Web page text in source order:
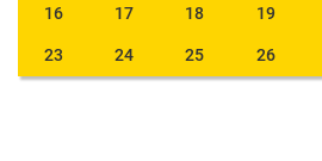
16 17 18 19
23 24 25 26